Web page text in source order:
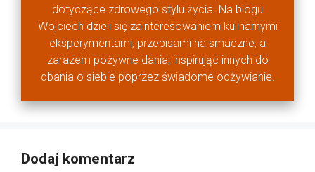
dotyczące zdrowego stylu życia. Na blogu
Wojciech dzieli się zainteresowaniem kulinarnymi
eksperymentami, przepisami na smaczne, a
zarazem pożywne dania, inspirując innych do
dbania o siebie poprzez świadome odżywianie.
Dodaj komentarz